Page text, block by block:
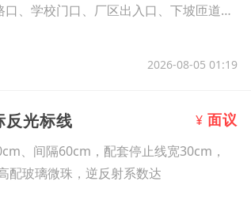
、学校门口、厂区出入口、下坡匝道交
2026-08-05 01:19
反光标线 ¥ 面议
、间隔60cm，配套停止线宽30cm，
配玻璃微珠，逆反射系数达